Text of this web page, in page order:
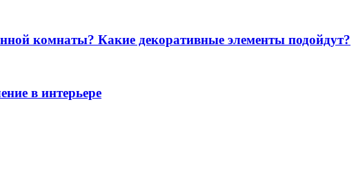
комнаты? Какие декоративные элементы подойдут?
в интерьере